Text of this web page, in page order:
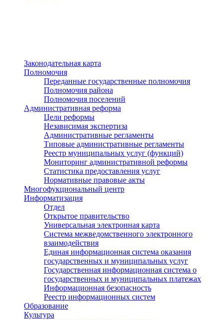
Законодательная карта
Полномочия
Переданные государственные полномочия
Полномочия района
Полномочия поселений
Административная реформа
Цели реформы
Независимая экспертиза
Административные регламенты
Типовые административные регламенты
Реестр муниципальных услуг (функций)
Мониторинг административной реформы
Статистика предоставления услуг
Нормативные правовые акты
Многофукциональный центр
Информатизация
Отдел
Открытое правительство
Универсальная электронная карта
Система межведомственного электронного
взаимодействия
Единая информационная система оказания
государственных и муниципальных услуг
Государственная информационная система о
государственных и муниципальных платежах
Информационная безопасность
Реестр информационных систем
Образование
Культура